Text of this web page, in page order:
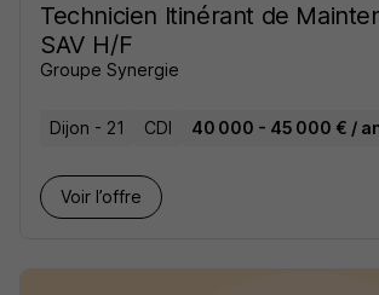
Technicien Itinérant de
SAV H/F
Groupe Synergie
Dijon - 21 CDI 40 000 - 45 000 € /
Voir l’offre